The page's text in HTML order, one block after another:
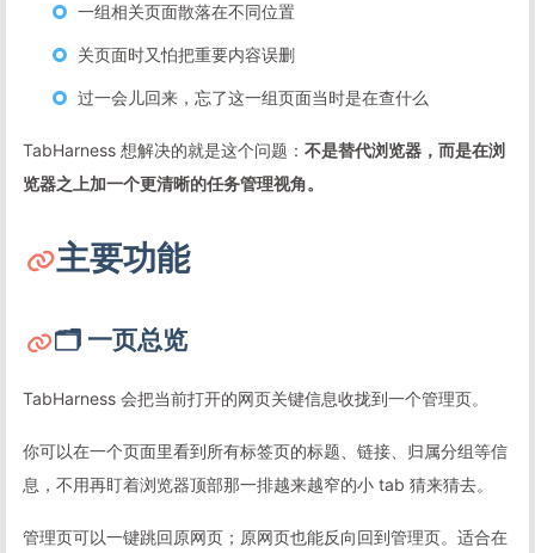
一组相关页面散落在不同位置
关页面时又怕把重要内容误删
过一会儿回来，忘了这一组页面当时是在查什么
TabHarness 想解决的就是这个问题： 不是替代浏览器，而是在浏
览器之上加一个更清晰的任务管理视角。
主要功能
🗂 一页总览
TabHarness 会把当前打开的网页关键信息收拢到一个管理页。
你可以在一个页面里看到所有标签页的标题、链接、归属分组等信
息，不用再盯着浏览器顶部那一排越来越窄的小 tab 猜来猜去。
管理页可以一键跳回原网页；原网页也能反向回到管理页。适合在